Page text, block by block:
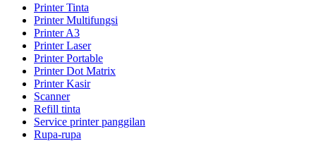
Printer Tinta
Printer Multifungsi
Printer A3
Printer Laser
Printer Portable
Printer Dot Matrix
Printer Kasir
Scanner
Refill tinta
Service printer panggilan
Rupa-rupa